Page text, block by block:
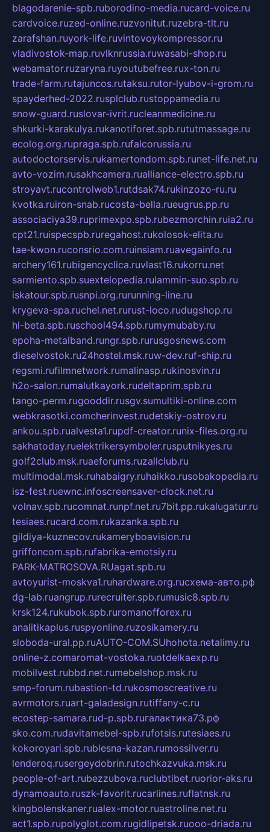
blagodarenie-spb.ruborodino-media.rucard-voice.ru
cardvoice.ruzed-online.ruzvonitut.ruzebra-tlt.ru
zarafshan.ruyork-life.ruvintovoykompressor.ru
vladivostok-map.ruvlknrussia.ruwasabi-shop.ru
webamator.ruzaryna.ruyoutubefree.rux-ton.ru
trade-farm.rutajuncos.rutaksu.rutor-lyubov-i-grom.ru
spayderhed-2022.rusplclub.rustoppamedia.ru
snow-guard.ruslovar-ivrit.rucleanmedicine.ru
shkurki-karakulya.rukanotiforet.spb.rututmassage.ru
ecolog.org.rupraga.spb.rufalcorussia.ru
autodoctorservis.rukamertondom.spb.runet-life.net.ru
avto-vozim.rusakhcamera.rualliance-electro.spb.ru
stroyavt.rucontrolweb1.rutdsak74.rukinzozo-ru.ru
kvotka.ruiron-snab.rucosta-bella.rueugrus.pp.ru
associaciya39.ruprimexpo.spb.rubezmorchin.ruia2.ru
cpt21.ruispecspb.ruregahost.rukolosok-elita.ru
tae-kwon.ruconsrio.com.ruinsiam.ruavegainfo.ru
archery161.rubigencyclica.ruvlast16.rukorru.net
sarmiento.spb.suextelopedia.rulammin-suo.spb.ru
iskatour.spb.rusnpi.org.rurunning-line.ru
krygeva-spa.ruchel.net.rurust-loco.rudugshop.ru
hl-beta.spb.ruschool494.spb.rumymubaby.ru
epoha-metalband.rungr.spb.rurusgosnews.com
dieselvostok.ru24hostel.msk.ruw-dev.ruf-ship.ru
regsmi.rufilmnetwork.rumalinasp.rukinosvin.ru
h2o-salon.rumalutkayork.rudeltaprim.spb.ru
tango-perm.rugooddir.rusgv.sumultiki-online.com
webkrasotki.comcherinvest.rudetskiy-ostrov.ru
ankou.spb.rualvesta1.rupdf-creator.runix-files.org.ru
sakhatoday.ruelektrikersymboler.rusputnikyes.ru
golf2club.msk.ruaeforums.ruzallclub.ru
multimodal.msk.ruhabaigry.ruhaikko.rusobakopedia.ru
isz-fest.ruewnc.infoscreensaver-clock.net.ru
volnav.spb.rucomnat.runpf.net.ru7bit.pp.rukalugatur.ru
tesiaes.rucard.com.rukazanka.spb.ru
gildiya-kuznecov.rukameryboavision.ru
griffoncom.spb.rufabrika-emotsiy.ru
PARK-MATROSOVA.RUagat.spb.ru
avtoyurist-moskva1.ruhardware.org.ruсхема-авто.рф
dg-lab.ruangrup.rurecruiter.spb.rumusic8.spb.ru
krsk124.rukubok.spb.ruromanofforex.ru
analitikaplus.ruspyonline.ruzosikamery.ru
sloboda-ural.pp.ruAUTO-COM.SUhohota.netalimy.ru
online-z.comaromat-vostoka.ruotdelkaexp.ru
mobilvest.rubbd.net.rumebelshop.msk.ru
smp-forum.rubastion-td.rukosmoscreative.ru
avrmotors.ruart-galadesign.rutiffany-c.ru
ecostep-samara.rud-p.spb.ruгалактика73.рф
sko.com.rudavitamebel-spb.rufotsis.rutesiaes.ru
kokoroyari.spb.rublesna-kazan.rumossilver.ru
lenderoq.rusergeydobrin.rutochkazvuka.msk.ru
people-of-art.rubezzubova.ruclubtibet.ruorior-aks.ru
dynamoauto.ruszk-favorit.rucarlines.ruflatnsk.ru
kingbolenskaner.rualex-motor.ruastroline.net.ru
act1.spb.rupolyglot.com.rugidlipetsk.ruooo-driada.ru